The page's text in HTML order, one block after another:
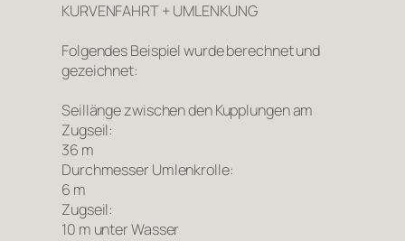
KURVENFAHRT + UMLENKUNG
Folgendes Beispiel wurde berechnet und
gezeichnet:
Seillänge zwischen den Kupplungen am
Zugseil:
36 m
Durchmesser Umlenkrolle:
6 m
Zugseil:
10 m unter Wasser